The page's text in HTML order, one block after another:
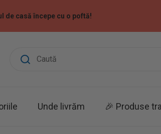
de casă începe cu o poftă!
Unde livrăm 🎉 Produse